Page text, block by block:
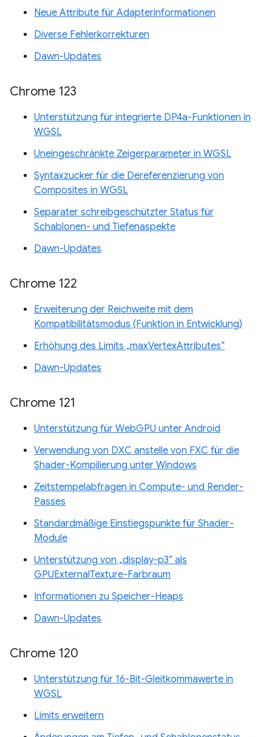
Neue Attribute für Adapterinformationen
Diverse Fehlerkorrekturen
Dawn-Updates
Chrome 123
Unterstützung für integrierte DP4a-Funktionen in
WGSL
Uneingeschränkte Zeigerparameter in WGSL
Syntaxzucker für die Dereferenzierung von
Composites in WGSL
Separater schreibgeschützter Status für
Schablonen- und Tiefenaspekte
Dawn-Updates
Chrome 122
Erweiterung der Reichweite mit dem
Kompatibilitätsmodus (Funktion in Entwicklung)
Erhöhung des Limits „maxVertexAttributes“
Dawn-Updates
Chrome 121
Unterstützung für WebGPU unter Android
Verwendung von DXC anstelle von FXC für die
Shader-Kompilierung unter Windows
Zeitstempelabfragen in Compute- und Render-
Passes
Standardmäßige Einstiegspunkte für Shader-
Module
Unterstützung von „display-p3“ als
GPUExternalTexture-Farbraum
Informationen zu Speicher-Heaps
Dawn-Updates
Chrome 120
Unterstützung für 16-Bit-Gleitkommawerte in
WGSL
Limits erweitern